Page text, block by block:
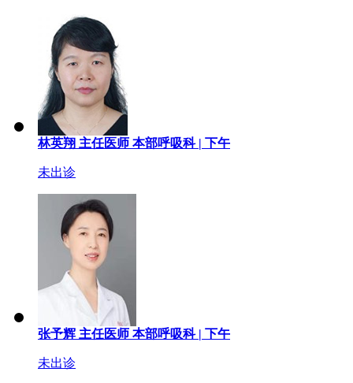
林英翔 主任医师 本部呼吸科 | 下午
未出诊
张予辉 主任医师 本部呼吸科 | 下午
未出诊